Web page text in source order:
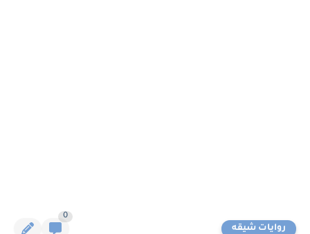
روايات شيقه
0